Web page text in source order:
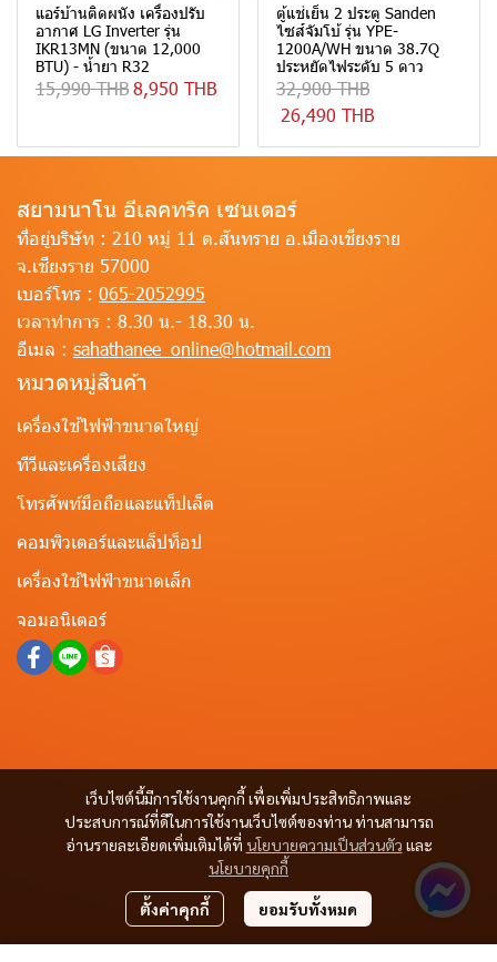
แอร์บ้านติดผนัง เครื่องปรับ
อากาศ LG Inverter รุ่น
IKR13MN (ขนาด 12,000
BTU) - น้ำยา R32
15,990 THB8,950 THB
ตู้แช่เย็น 2 ประตู Sanden
ไซส์จัมโบ้ รุ่น YPE-
1200A/WH ขนาด 38.7Q
ประหยัดไฟระดับ 5 ดาว
32,900 THB
26,490 THB
เว็บไซต์นี้มีการใช้งานคุกกี้ เพื่อเพิ่มประสิทธิภาพและ
ประสบการณ์ที่ดีในการใช้งานเว็บไซต์ของท่าน ท่านสามารถ
อ่านรายละเอียดเพิ่มเติมได้ที่ นโยบายความเป็นส่วนตัว และ
นโยบายคุกกี้
ตั้งค่าคุกกี้ ยอมรับทั้งหมด
สยามนาโน อีเลคทริค เซนเตอร์
ที่อยู่บริษัท : 210 หมู่ 11 ต.สันทราย อ.เมืองเชียงราย
จ.เชียงราย 57000
เบอร์โทร : 065-2052995
เวลาทำการ : 8.30 น.- 18.30 น.
อีเมล : sahathanee_online@hotmail.com
หมวดหมู่สินค้า
เครื่องใช้ไฟฟ้าขนาดใหญ่
ทีวีและเครื่องเสียง
โทรศัพท์มือถือและแท็ปเล็ต
คอมพิวเตอร์และแล็ปท็อป
เครื่องใช้ไฟฟ้าขนาดเล็ก
จอมอนิเตอร์